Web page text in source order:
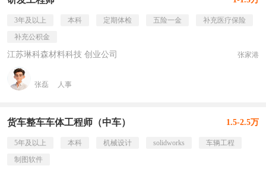
3年及以上 本科 定期体检 五险一金
补充医疗保险
补充公积金
江苏琳科森材料科技 创业公司 张家港
张磊 人事
货车整车车体工程师（中车） 1.5-2.5万
5年及以上 本科 机械设计 solidworks
车辆工程
制图软件